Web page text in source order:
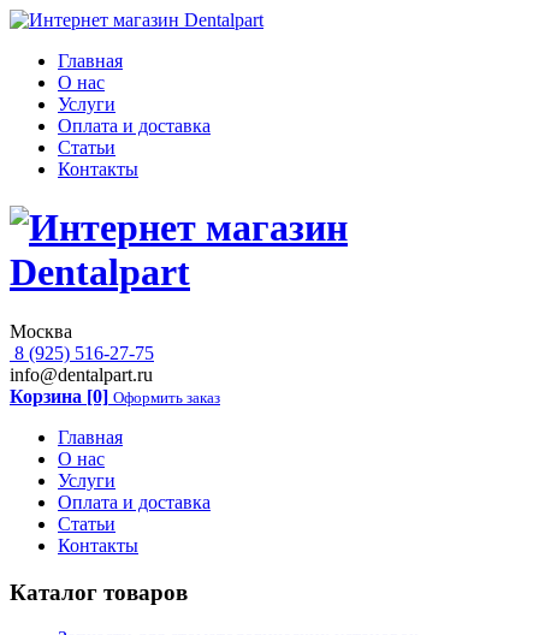
Главная
О нас
Услуги
Оплата и доставка
Статьи
Контакты
Москва
8 (925) 516-27-75
info@dentalpart.ru
Корзина [0] Оформить заказ
Главная
О нас
Услуги
Оплата и доставка
Статьи
Контакты
Каталог товаров